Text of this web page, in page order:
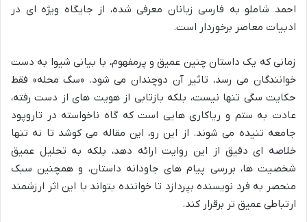
احمد شاملو به فارسی زبانان معرفی شده، از جایگاه ویژه ای در
ادبیات معاصر برخوردار است.
زمانی که یک داستان چنین عمیق و پرمفهوم، با بیانی شیوا به دست
خوانندگان می رسد، تاثیر آن دوچندان می شود. «سگ محله» فقط
حکایت سگی تنها نیست، بلکه بازتابی از هویت های از دست رفته،
عادت به ستم و ریاکاری هایی است که گاه ناخواسته در تاروپود
جامعه تنیده می شوند. از این رو، این مقاله می کوشد تا نه تنها
خلاصه ای دقیق از این روایت ارائه دهد، بلکه به تحلیل عمیق
شخصیت ها، بررسی پیام های جاودانه داستان، و همچنین سبک
منحصر به فرد نویسنده بپردازد تا خواننده بتواند با این اثر ارزشمند
ارتباطی عمیق تر برقرار کند.